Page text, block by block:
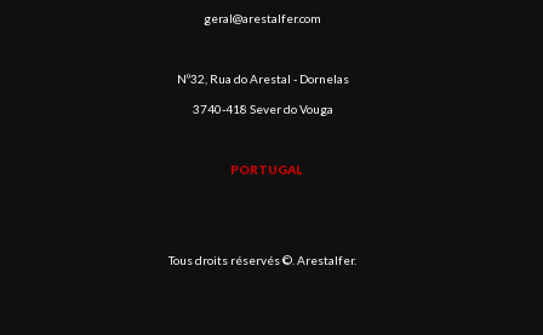
geral@arestalfer.com
Nº32, Rua do Arestal - Dornelas
3740-418 Sever do Vouga
PORTUGAL
Tous droits réservés ©. Arestalfer.